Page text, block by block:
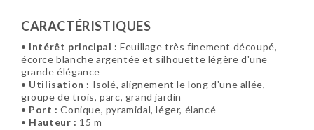
CARACTÉRISTIQUES
• Intérêt principal : Feuillage très finement découpé,
écorce blanche argentée et silhouette légère d'une
grande élégance
• Utilisation : Isolé, alignement le long d'une allée,
groupe de trois, parc, grand jardin
• Port : Conique, pyramidal, léger, élancé
• Hauteur : 15 m